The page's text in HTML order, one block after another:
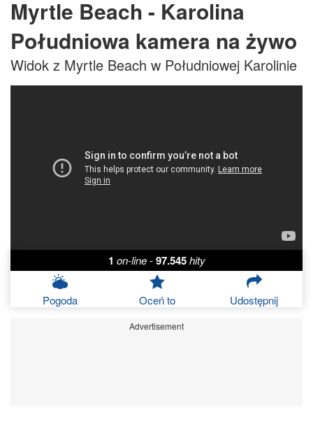
Myrtle Beach - Karolina
Południowa kamera na żywo
Widok z Myrtle Beach w Południowej Karolinie
1 on-line - 97.545 hity
Pogoda Oceń to Udostępnij
Advertisement